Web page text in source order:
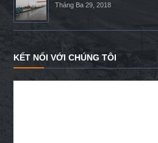
Tháng Ba 29, 2018
KẾT NỐI VỚI CHÚNG TÔI